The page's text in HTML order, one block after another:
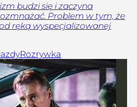
budzi się i zaczyna
Problem w tym, że
ręką wyspecjalizowanej
Rozrywka